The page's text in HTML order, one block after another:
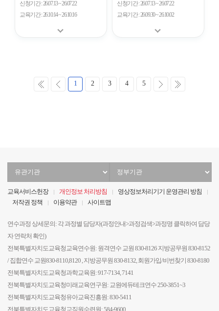
신청기간 26.07.13 ~ 26.07.22
교육기간 26.10.14 ~ 26.10.16
신청기간 26.07.13 ~ 26.07.22
교육기간 26.09.30 ~ 26.10.02
처
이
1 2 3 4 5
다
마
교육서비스헌장 개인정보 처리방침
영상정보처리기기 운영관리 방침
저작권 정책
이용약관 사이트맵
연수과정 상세문의: 각 과정별 담당자(과정안내>과정검색>과정명 클릭하여 담당
자 연락처 확인)
전북특별자치도교육청교육연수원: 원격연수 교원 830-8126 지방공무원 830-8152
/ 집합연수 교원830-8110,8120 , 지방공무원 830-8132, 회원가입/비번찾기 830-8180
전북특별자치도교육청과학교육원: 917-7134, 7141
전북특별자치도교육청미래교육연구원: 교원에듀테크연수 250-3851~3
전북특별자치도교육청유아교육진흥원: 830-5411
전북특별자치도교육청교직원수련원: 584-9600
관
선
관
선